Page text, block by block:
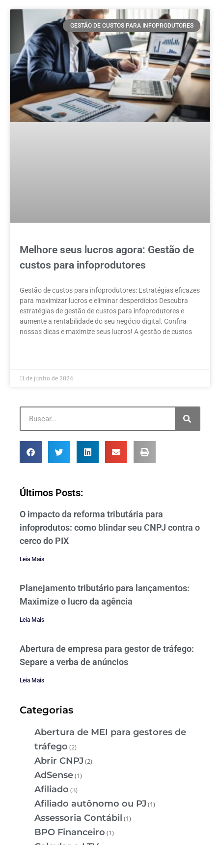
GESTÃO DE CUSTOS PARA INFOPRODUTORES
Melhore seus lucros agora: Gestão de
custos para infoprodutores
Gestão de custos para infoprodutores: Estratégias eficazes
para maximizar lucros e eliminar desperdícios Descubra
estratégias de gestão de custos para infoprodutores e
aumente a rentabilidade do seu negócio digital. Confira
nossas dicas e maximize seus lucros! A gestão de custos
11 de junho de 2024
Últimos Posts:
O impacto da reforma tributária para
infoprodutos: como blindar seu CNPJ contra o
cerco do PIX
Leia Mais
Planejamento tributário para lançamentos:
Maximize o lucro da agência
Leia Mais
Abertura de empresa para gestor de tráfego:
Separe a verba de anúncios
Leia Mais
Categorias
Abertura de MEI para gestores de
tráfego (2)
Abrir CNPJ (2)
AdSense(1)
Afiliado (3)
Afiliado autônomo ou PJ (1)
Assessoria Contábil (1)
BPO Financeiro (1)